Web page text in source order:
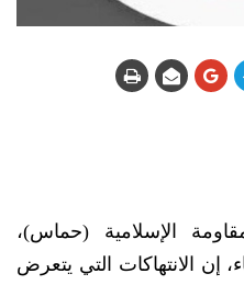
الإسلامية (حماس)،
إن الانتهاكات التي يتعرض